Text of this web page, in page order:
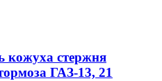
кожуха стержня
ГАЗ-13, 21